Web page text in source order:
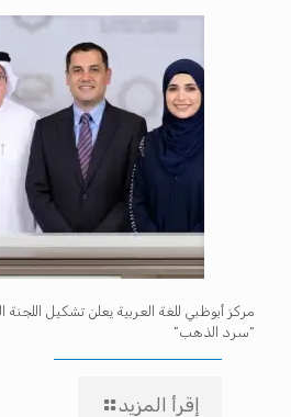
مركز أبوظبي للغة العربية يعلن تشكيل اللجنة
“سرد الذهب”
إقرأ المزيد